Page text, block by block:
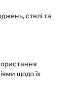
стелі та
щодо їх